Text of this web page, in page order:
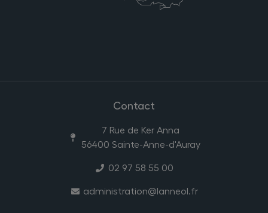
Contact
7 Rue de Ker Anna
56400 Sainte-Anne-d'Auray
02 97 58 55 00
administration@lanneol.fr